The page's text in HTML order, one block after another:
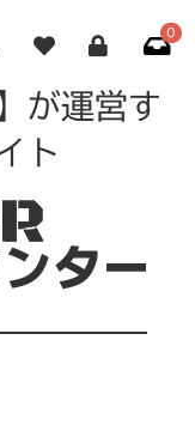
0
が運営す
ト